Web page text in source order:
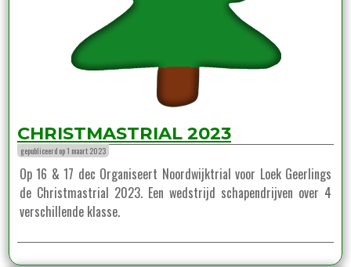
CHRISTMASTRIAL 2023
gepubliceerd op 1 maart 2023
Op 16 & 17 dec Organiseert Noordwijktrial voor Loek Geerlings
de Christmastrial 2023. Een wedstrijd schapendrijven over 4
verschillende klasse.